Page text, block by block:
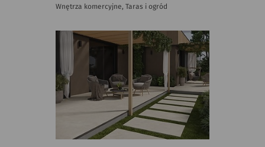
Wnętrza komercyjne, Taras i ogród